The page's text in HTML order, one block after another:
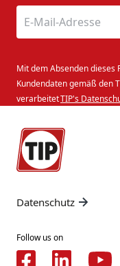
Mit dem Absenden dieses
Kundendaten gemäß den
verarbeitetTIP's
Datenschutz
Follow us on